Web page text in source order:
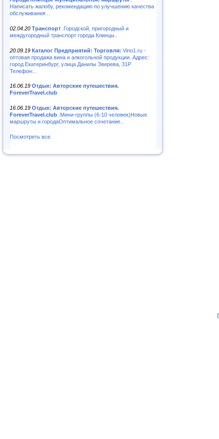
Написать жалобу, рекомендацию по улучшению качества
обслуживания ..
02.04.20 Транспорт .Городской, пригородный и
междугородный транспорт города Клинцы..
20.09.19 Каталог Предприятий: Торговля: Vino1.ru -
оптовая продажа вина и алкогольной продукции. Адрес:
город Екатеринбург, улица Данилы Зверева, 31Р
Телефон:..
16.06.19 Отдых: Авторские путешествия.
ForeverTravel.club
16.06.19 Отдых: Авторские путешествия.
ForeverTravel.club .Мини-группы (6-10 человек)Новые
маршруты и городаОптимальное сочетание..
Посмотреть все